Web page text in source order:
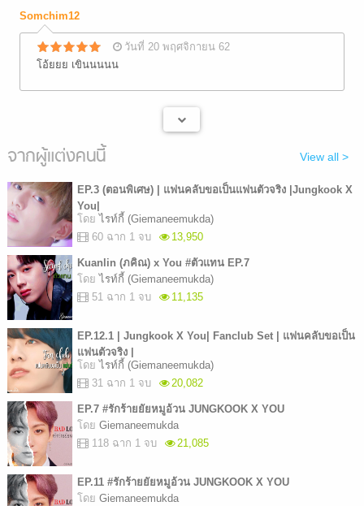
Somchim12
วันที่ 20 พฤศจิกายน 62
โอ้ยยย เขินนนนน
จากผู้แต่งคนนี้ View all >
EP.3 (ตอนพิเศษ) | แฟนคลับขอเป็นแฟนตัวจริง |Jungkook X
You|
โดย ไรท์กี้ (Giemaneemukda)
60 ฉาก 1 จบ
13,950
Kuanlin (ภคิณ) x You #ตัวแทน EP.7
โดย ไรท์กี้ (Giemaneemukda)
51 ฉาก 1 จบ
11,135
EP.12.1 | Jungkook X You| Fanclub Set | แฟนคลับขอเป็น
แฟนตัวจริง |
โดย ไรท์กี้ (Giemaneemukda)
31 ฉาก 1 จบ
20,082
EP.7 #รักร้ายยัยหมูอ้วน JUNGKOOK X YOU
โดย Giemaneemukda
118 ฉาก 1 จบ
21,085
EP.11 #รักร้ายยัยหมูอ้วน JUNGKOOK X YOU
โดย Giemaneemukda